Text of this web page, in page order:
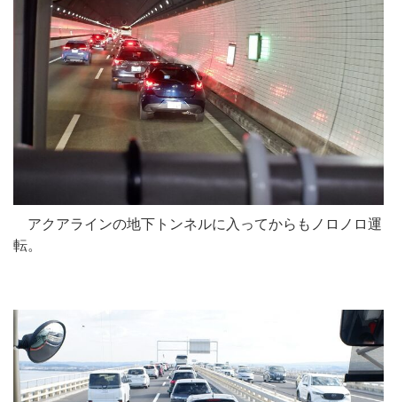
アクアラインの地下トンネルに入ってからもノロノロ運
転。